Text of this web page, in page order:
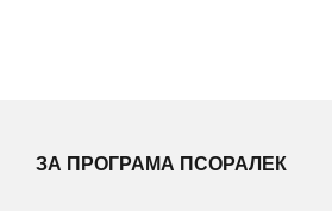
ЗА ПРОГРАМА ПСОРАЛЕК